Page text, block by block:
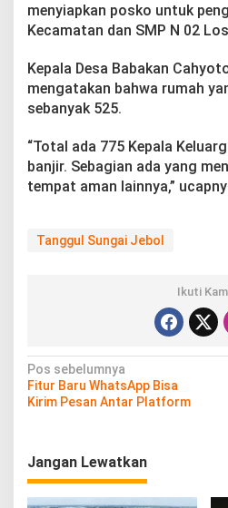
menyiapkan posko untuk
Kecamatan dan SMP N 02
Kepala Desa Babakan
mengatakan bahwa rumah
sebanyak 525.
“Total ada 775 Kepala
banjir. Sebagian ada yang
tempat aman lainnya,”
Tanggul Sungai Jebol
Ikuti
N
a
g
a
Pos sebelumnya
Fitur Baru WhatsApp Bisa
Kirim Pesan Antar Platform
Jangan Lewatkan